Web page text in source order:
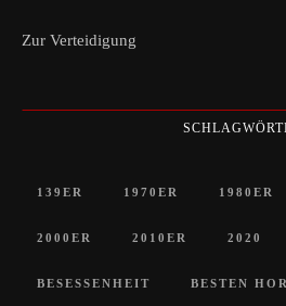
Zur Verteidigung
139ER 1970ER 1980ER
2000ER 2010ER 2020
BESESSENHEIT BESTEN